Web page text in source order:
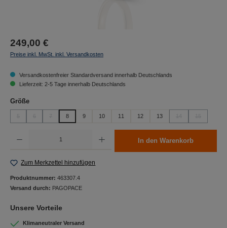
249,00 €
Preise inkl. MwSt. inkl. Versandkosten
Versandkostenfreier Standardversand innerhalb Deutschlands
Lieferzeit: 2-5 Tage innerhalb Deutschlands
Größeauswählen
8 9 10 11 12 13
In den Warenkorb
Zum Merkzettel hinzufügen
Produktnummer: 463307.4
Versand durch: PAGOPACE
Unsere Vorteile
Klimaneutraler Versand